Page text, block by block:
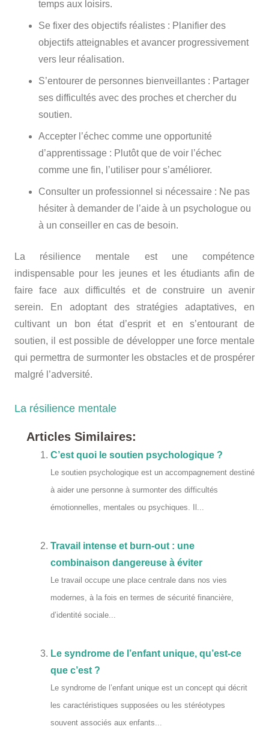
temps aux loisirs.
Se fixer des objectifs réalistes : Planifier des
objectifs atteignables et avancer progressivement
vers leur réalisation.
S’entourer de personnes bienveillantes : Partager
ses difficultés avec des proches et chercher du
soutien.
Accepter l’échec comme une opportunité
d’apprentissage : Plutôt que de voir l’échec
comme une fin, l’utiliser pour s’améliorer.
Consulter un professionnel si nécessaire : Ne pas
hésiter à demander de l’aide à un psychologue ou
à un conseiller en cas de besoin.
La résilience mentale est une compétence
indispensable pour les jeunes et les étudiants afin de
faire face aux difficultés et de construire un avenir
serein. En adoptant des stratégies adaptatives, en
cultivant un bon état d’esprit et en s’entourant de
soutien, il est possible de développer une force mentale
qui permettra de surmonter les obstacles et de prospérer
malgré l’adversité.
La résilience mentale
Articles Similaires:
C’est quoi le soutien psychologique ?
Le soutien psychologique est un accompagnement destiné
à aider une personne à surmonter des difficultés
émotionnelles, mentales ou psychiques. Il...
Travail intense et burn-out : une
combinaison dangereuse à éviter
Le travail occupe une place centrale dans nos vies
modernes, à la fois en termes de sécurité financière,
d’identité sociale...
Le syndrome de l’enfant unique, qu’est-ce
que c’est ?
Le syndrome de l’enfant unique est un concept qui décrit
les caractéristiques supposées ou les stéréotypes
souvent associés aux enfants...